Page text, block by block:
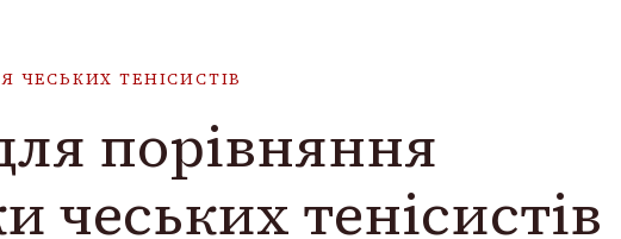
ЧЕСЬКИХ ТЕНІСИСТІВ
порівняння
чеських тенісистів